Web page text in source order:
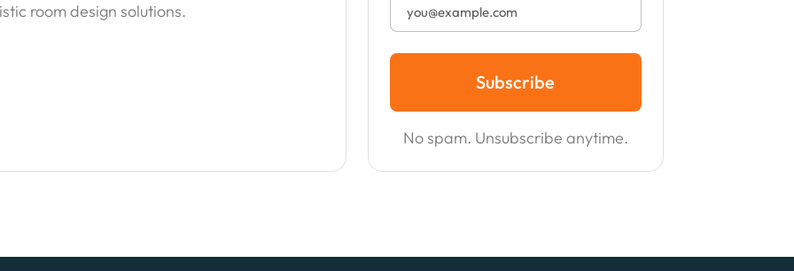
room design solutions.
Subscribe
No spam. Unsubscribe anytime.